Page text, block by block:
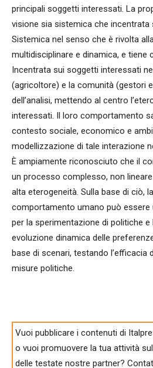
principali soggetti interessati. La
visione sia sistemica che
Sistemica nel senso che è rivolta
multidisciplinare e dinamica, e tiene
Incentrata sui soggetti interessati
(agricoltore) e la comunità (gestori
dell’analisi, mettendo al centro
interessati. Il loro comportamento
contesto sociale, economico e
modellizzazione di tale interazione
È ampiamente riconosciuto che il
un processo complesso, non
alta eterogeneità. Sulla base di ciò,
comportamento umano può
per la sperimentazione di politiche e
evoluzione dinamica delle
base di scenari, testando l’efficacia
misure politiche.
Vuoi pubblicare i contenuti di
o vuoi promuovere la tua attività
delle testate nostre partner?